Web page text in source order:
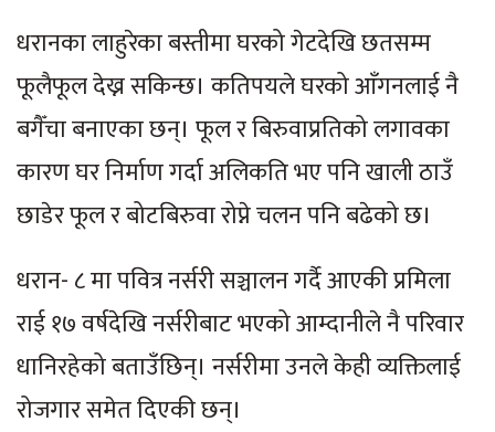
धरानका लाहुरेका बस्तीमा घरको गेटदेखि छतसम्म
फूलैफूल देख्न सकिन्छ। कतिपयले घरको आँगनलाई नै
बगैँचा बनाएका छन्। फूल र बिरुवाप्रतिको लगावका
कारण घर निर्माण गर्दा अलिकति भए पनि खाली ठाउँ
छाडेर फूल र बोटबिरुवा रोप्ने चलन पनि बढेको छ।
धरान- ८ मा पवित्र नर्सरी सञ्चालन गर्दै आएकी प्रमिला
राई १७ वर्षदेखि नर्सरीबाट भएको आम्दानीले नै परिवार
धानिरहेको बताउँछिन्। नर्सरीमा उनले केही व्यक्तिलाई
रोजगार समेत दिएकी छन्।